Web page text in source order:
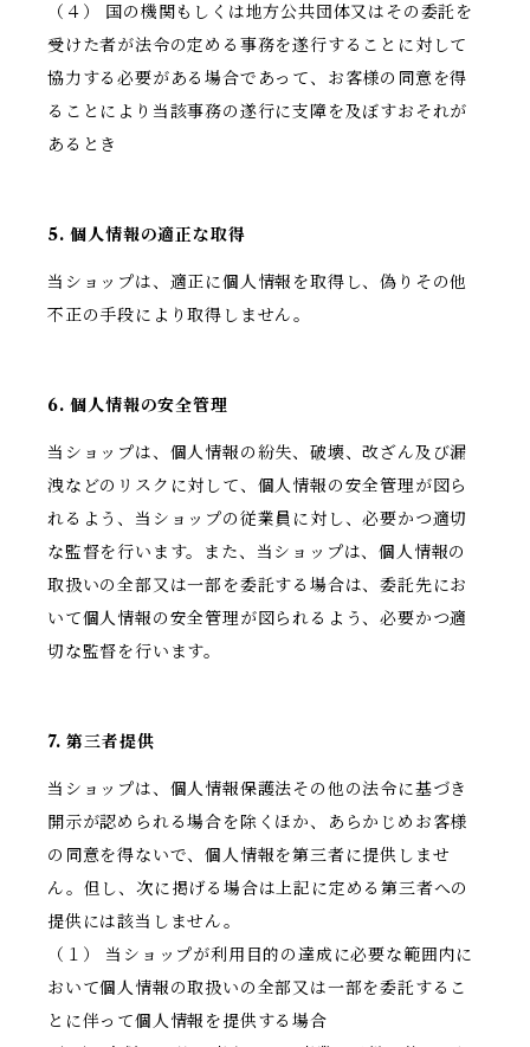
（４） 国の機関もしくは地方公共団体又はその委託を
受けた者が法令の定める事務を遂行することに対して
協力する必要がある場合であって、お客様の同意を得
ることにより当該事務の遂行に支障を及ぼすおそれが
あるとき
5. 個人情報の適正な取得
当ショップは、適正に個人情報を取得し、偽りその他
不正の手段により取得しません。
6. 個人情報の安全管理
当ショップは、個人情報の紛失、破壊、改ざん及び漏
洩などのリスクに対して、個人情報の安全管理が図ら
れるよう、当ショップの従業員に対し、必要かつ適切
な監督を行います。また、当ショップは、個人情報の
取扱いの全部又は一部を委託する場合は、委託先にお
いて個人情報の安全管理が図られるよう、必要かつ適
切な監督を行います。
7. 第三者提供
当ショップは、個人情報保護法その他の法令に基づき
開示が認められる場合を除くほか、あらかじめお客様
の同意を得ないで、個人情報を第三者に提供しませ
ん。但し、次に掲げる場合は上記に定める第三者への
提供には該当しません。
（１） 当ショップが利用目的の達成に必要な範囲内に
おいて個人情報の取扱いの全部又は一部を委託するこ
とに伴って個人情報を提供する場合